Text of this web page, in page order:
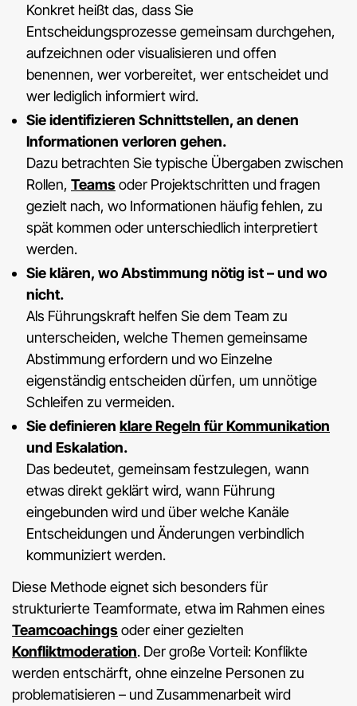
Konkret heißt das, dass Sie
Entscheidungsprozesse gemeinsam durchgehen,
aufzeichnen oder visualisieren und offen
benennen, wer vorbereitet, wer entscheidet und
wer lediglich informiert wird.
Sie identifizieren Schnittstellen, an denen
Informationen verloren gehen.
Dazu betrachten Sie typische Übergaben zwischen
Rollen, Teamsoder Projektschritten und fragen
gezielt nach, wo Informationen häufig fehlen, zu
spät kommen oder unterschiedlich interpretiert
werden.
Sie klären, wo Abstimmung nötig ist – und wo
nicht.
Als Führungskraft helfen Sie dem Team zu
unterscheiden, welche Themen gemeinsame
Abstimmung erfordern und wo Einzelne
eigenständig entscheiden dürfen, um unnötige
Schleifen zu vermeiden.
Sie definieren klare Regeln für Kommunikation
und Eskalation.
Das bedeutet, gemeinsam festzulegen, wann
etwas direkt geklärt wird, wann Führung
eingebunden wird und über welche Kanäle
Entscheidungen und Änderungen verbindlich
kommuniziert werden.
Diese Methode eignet sich besonders für
strukturierte Teamformate, etwa im Rahmen eines
Teamcoachingsoder einer gezielten
Konfliktmoderation. Der große Vorteil: Konflikte
werden entschärft, ohne einzelne Personen zu
problematisieren – und Zusammenarbeit wird